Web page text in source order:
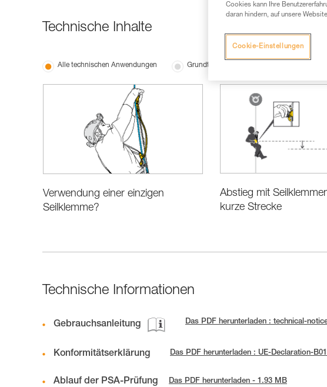
Technische Inhalte
Alle technischen Anwendungen Grundtechniken
Verwendung einer einzigen
Seilklemme?
Abstieg mit
kurze Strecke
Technische Informationen
Gebrauchsanleitung Das PDF herunterladen : technical-
Konformitätserklärung Das PDF herunterladen : UE-Declaration-
Ablauf der PSA-Prüfung Das PDF herunterladen - 1.93 MB
Cookies kann Ihre
daran hindern, auf unsere
Cookie-Einstellungen